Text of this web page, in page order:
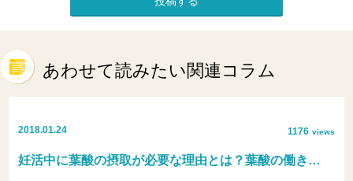
あわせて読みたい関連コラム
2018.01.24 1176 views
妊活中に葉酸の摂取が必要な理由とは？葉酸の働き…